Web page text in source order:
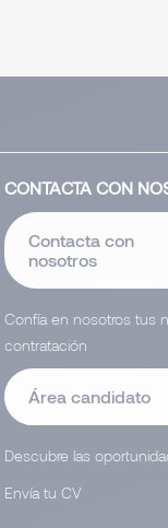
CONTACTA CON
Contacta con
nosotros
Confía en nosotros tus
contratación
Área candidato
Descubre las
Envía tu CV